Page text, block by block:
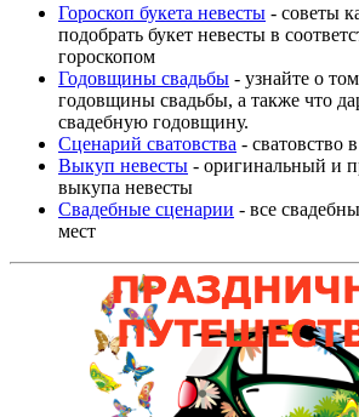
Гороскоп букета невесты - советы
подобрать букет невесты в
гороскопом
Годовщины свадьбы - узнайте о
годовщины свадьбы, а также что
свадебную годовщину.
Сценарий сватовства - сватовство
Выкуп невесты - оригинальный и
выкупа невесты
Свадебные сценарии - все
мест